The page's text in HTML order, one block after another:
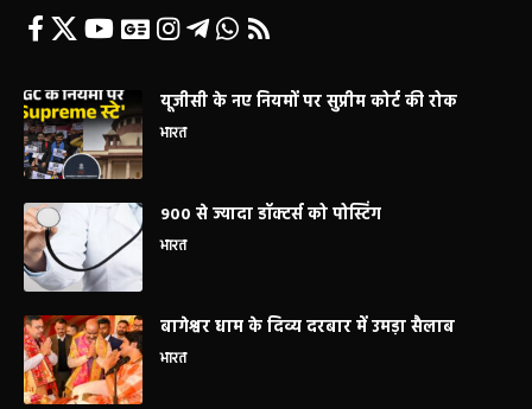
यूजीसी के नए नियमों पर सुप्रीम कोर्ट की रोक
भारत
900 से ज्यादा डॉक्टर्स को पोस्टिंग
भारत
बागेश्वर धाम के दिव्य दरबार में उमड़ा सैलाब
भारत